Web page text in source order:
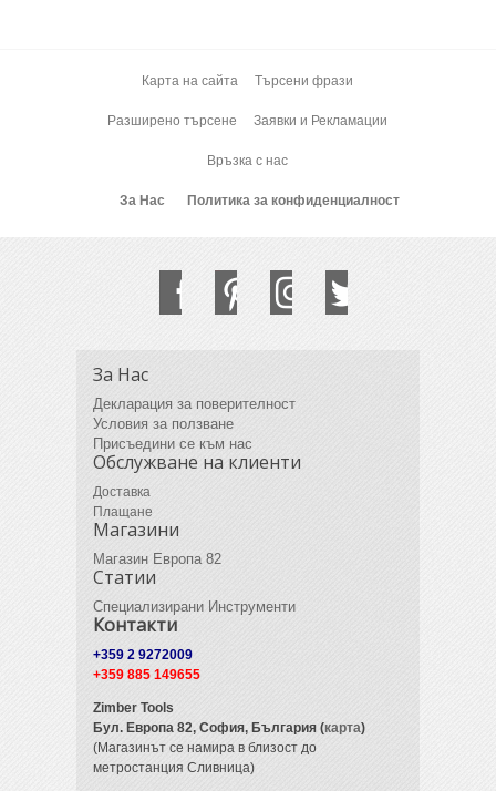
Карта на сайта Търсени фрази
Разширено търсене Заявки и Рекламации
Връзка с нас
За Нас Политика за конфиденциалност
За Нас
Декларация за поверителност
Условия за ползване
Присъедини се към нас
Обслужване на клиенти
Доставка
Плащане
Магазини
Магазин Европа 82
Статии
Специализирани Инструменти
Контакти
+359 2 9272009
+359 885 149655
Zimber Tools
Бул. Европа 82, София, България (карта)
(Магазинът се намира в близост до
метростанция Сливница)